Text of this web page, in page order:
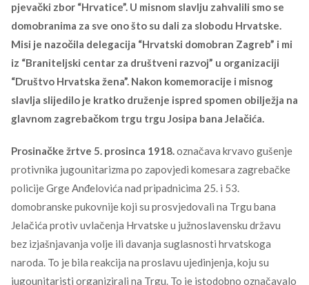
pjevački zbor “Hrvatice”. U misnom slavlju zahvalili smo se
domobranima za sve ono što su dali za slobodu Hrvatske.
Misi je nazočila delegacija “Hrvatski domobran Zagreb” i mi
iz “Braniteljski centar za društveni razvoj” u organizaciji
“Društvo Hrvatska žena”. Nakon komemoracije i misnog
slavlja slijedilo je kratko druženje ispred spomen obilježja na
glavnom zagrebačkom trgu trgu Josipa bana Jelačića.
Prosinačke žrtve 5. prosinca 1918.označava krvavo gušenje
protivnika jugounitarizma po zapovjedi komesara zagrebačke
policije Grge Anđelovića nad pripadnicima 25. i 53.
domobranske pukovnije koji su prosvjedovali na Trgu bana
Jelačića protiv uvlačenja Hrvatske u južnoslavensku državu
bez izjašnjavanja volje ili davanja suglasnosti hrvatskoga
naroda. To je bila reakcija na proslavu ujedinjenja, koju su
jugounitaristi organizirali na Trgu. To je istodobno označavalo